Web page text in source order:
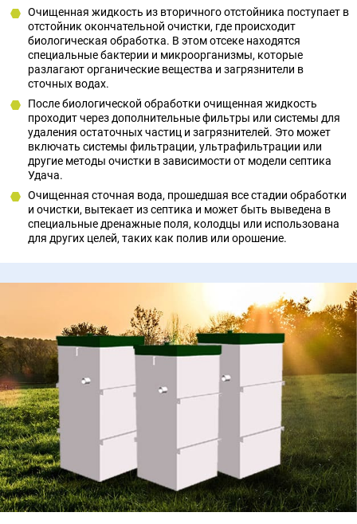
Очищенная жидкость из вторичного отстойника поступает в
отстойник окончательной очистки, где происходит
биологическая обработка. В этом отсеке находятся
специальные бактерии и микроорганизмы, которые
разлагают органические вещества и загрязнители в
сточных водах.
После биологической обработки очищенная жидкость
проходит через дополнительные фильтры или системы для
удаления остаточных частиц и загрязнителей. Это может
включать системы фильтрации, ультрафильтрации или
другие методы очистки в зависимости от модели септика
Удача.
Очищенная сточная вода, прошедшая все стадии обработки
и очистки, вытекает из септика и может быть выведена в
специальные дренажные поля, колодцы или использована
для других целей, таких как полив или орошение.